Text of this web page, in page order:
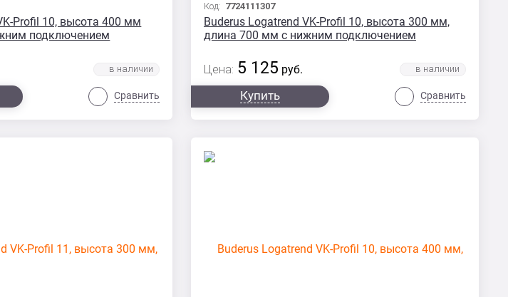
Profil 10, высота 400 мм
подключением
Сравнить
Код: 7724111307
Buderus Logatrend VK-Profil 10, высота 300 мм,
длина 700 мм с нижним подключением
Цена: 5 125 руб.
Купить Сравнить